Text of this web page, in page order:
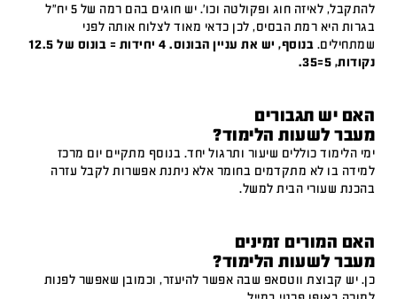
להתקבל, לאיזה חוג ופקולטה וכו'. יש חוגים בהם רמה של 5 יח"ל
בגרות היא רמת הבסיס, לכן כדאי מאוד לצלוח אותה לפני
שמתחילים.
בנוסף, יש את עניין הבונוס. 4 יחידות = בונוס של 12.5
נקודות, 5=35.
האם יש תגבורים
מעבר לשעות הלימוד?
ימי הלימוד כוללים שיעור ותרגול יחד. בנוסף מתקיים יום מרכז
למידה בו לא מתקדמים בחומר אלא ניתנת אפשרות לקבל עזרה
בהכנת שעורי הבית למשל.
האם המורים זמינים
מעבר לשעות הלימוד?
כן. יש קבוצת ווטסאפ שבה אפשר להיעזר, וכמובן שאפשר לפנות